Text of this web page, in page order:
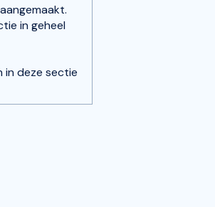
in geheel
in deze sectie